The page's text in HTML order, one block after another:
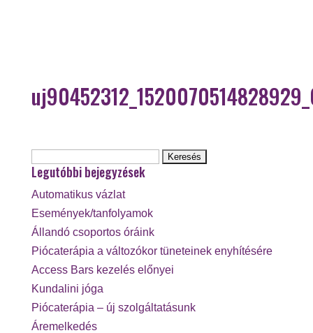
Legutóbbi bejegyzések
Automatikus vázlat
Események/tanfolyamok
Állandó csoportos óráink
Piócaterápia a változókor tüneteinek enyhítésére
Access Bars kezelés előnyei
Kundalini jóga
Piócaterápia – új szolgáltatásunk
Áremelkedés